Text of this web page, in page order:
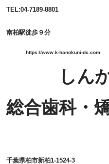
TEL:04‐7189‐8801
南柏駅徒歩９分
https://www.k-hanokuni-dc.com
しん
総合歯科・
千葉県柏市新柏1‐1524‐3